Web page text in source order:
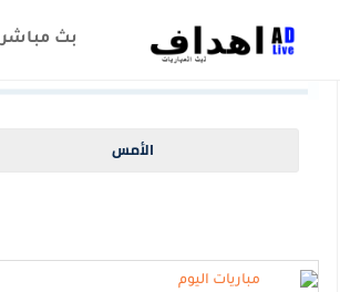
بث مباشر
الأمس